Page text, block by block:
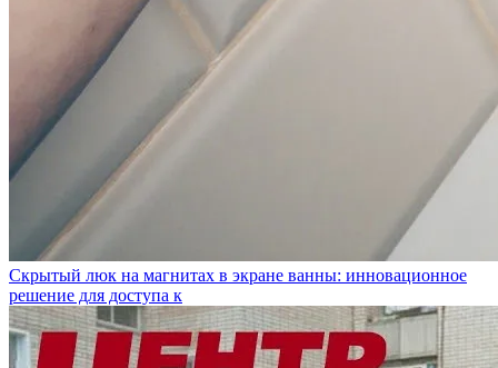
Скрытый люк на магнитах в экране ванны: инновационное
решение для доступа к